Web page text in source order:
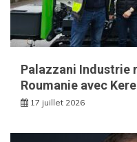
Palazzani Industrie
Roumanie avec
17 juillet 2026